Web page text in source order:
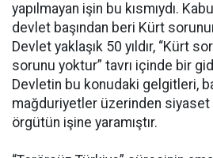
yapılmayan işin bu kısmıydı.
devlet başından beri Kürt
Devlet yaklaşık 50 yıldır, “Kürt
sorunu yoktur” tavrı içinde bir
Devletin bu konudaki gelgitleri,
mağduriyetler üzerinden siyaset
örgütün işine yaramıştır.